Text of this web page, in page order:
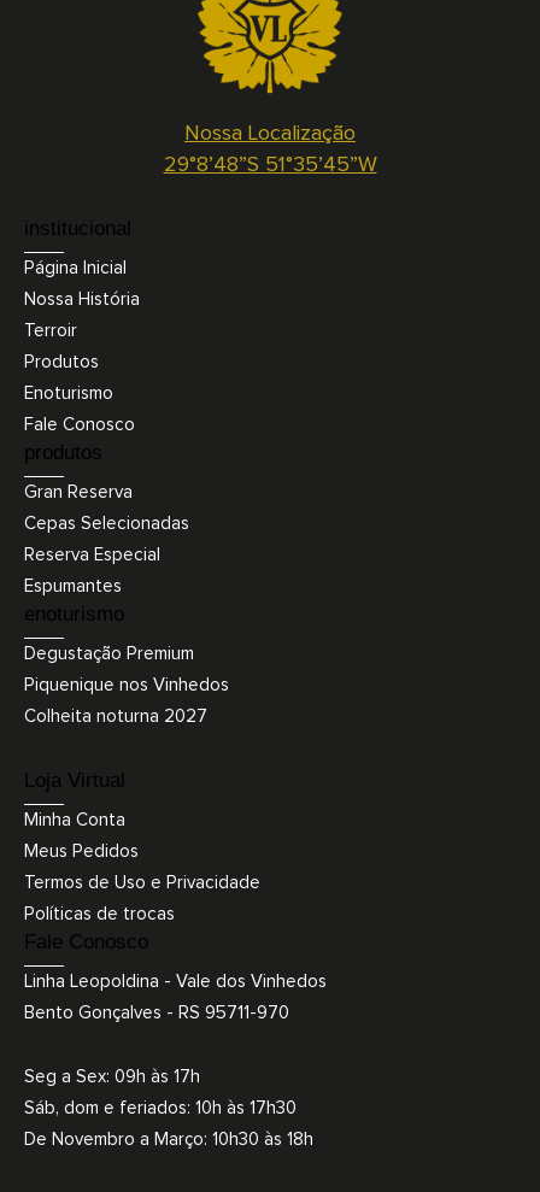
institucional
Página Inicial
Nossa História
Terroir
Produtos
Enoturismo
Fale Conosco
produtos
Gran Reserva
Cepas Selecionadas
Reserva Especial
Espumantes
enoturismo
Degustação Premium
Piquenique nos Vinhedos
Colheita noturna 2027
Nossa Localização
29°8’48”S 51°35’45”W
Loja Virtual
Minha Conta
Meus Pedidos
Termos de Uso e Privacidade
Políticas de trocas
Fale Conosco
Linha Leopoldina - Vale dos Vinhedos
Bento Gonçalves - RS 95711-970
Seg a Sex: 09h às 17h
Sáb, dom e feriados: 10h às 17h30
De Novembro a Março: 10h30 às 18h